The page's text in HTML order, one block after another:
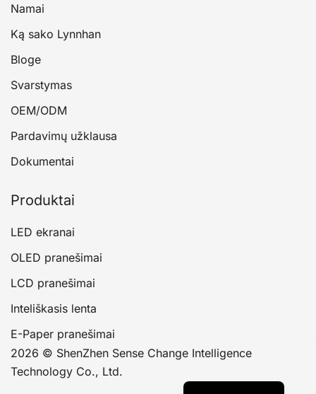
Namai
Ką sako Lynnhan
Bloge
Svarstymas
OEM/ODM
Pardavimų užklausa
Dokumentai
Produktai
LED ekranai
OLED pranešimai
LCD pranešimai
Inteliškasis lenta
E-Paper pranešimai
2026 © ShenZhen Sense Change Intelligence
Technology Co., Ltd.